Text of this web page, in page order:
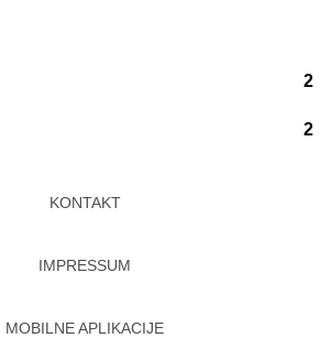
2
2
KONTAKT
IMPRESSUM
MOBILNE APLIKACIJE